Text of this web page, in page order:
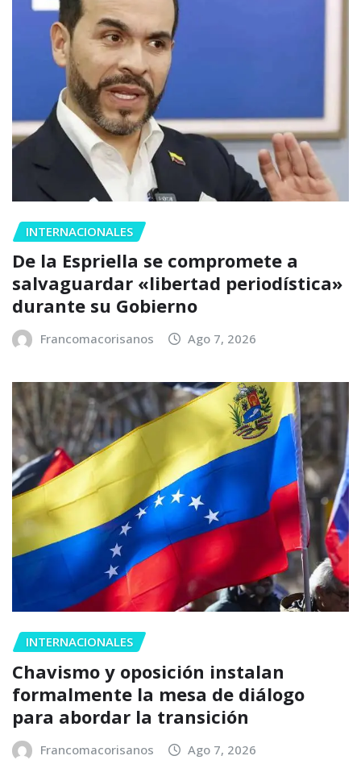
INTERNACIONALES
De la Espriella se compromete a
salvaguardar «libertad periodística»
durante su Gobierno
Francomacorisanos Ago 7, 2026
INTERNACIONALES
Chavismo y oposición instalan
formalmente la mesa de diálogo
para abordar la transición
Francomacorisanos Ago 7, 2026